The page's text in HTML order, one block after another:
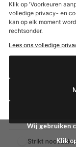
Aussie
Gillette
Gezichtsverzorging
Syoss
VISION SUN
Zwitsal SUNWij gebruiken
Klik
Klik op 'Voorkeuren
volledige privacy- en
kan op elk moment
rechtsonder.
Lees ons volledige
Strikt